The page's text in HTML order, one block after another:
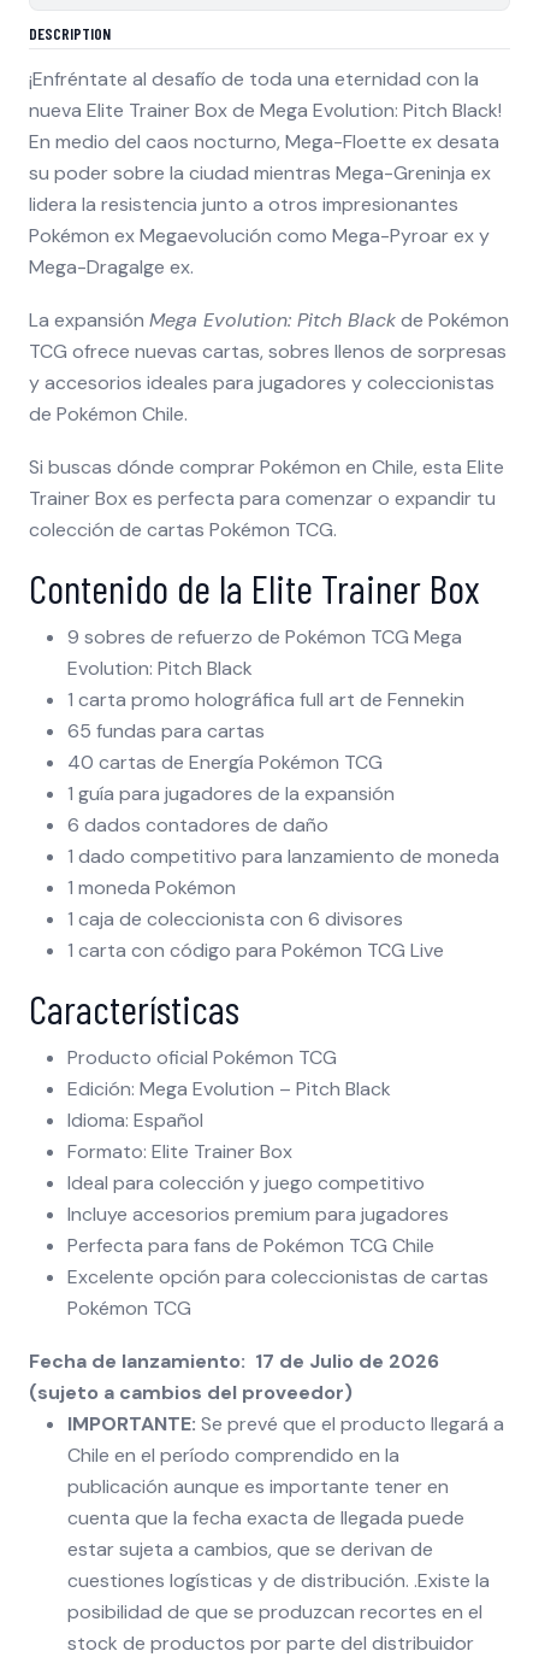
DESCRIPTION
¡Enfréntate al desafío de toda una eternidad con la
nueva Elite Trainer Box de Mega Evolution: Pitch Black!
En medio del caos nocturno, Mega-Floette ex desata
su poder sobre la ciudad mientras Mega-Greninja ex
lidera la resistencia junto a otros impresionantes
Pokémon ex Megaevolución como Mega-Pyroar ex y
Mega-Dragalge ex.
La expansión Mega Evolution: Pitch Blackde Pokémon
TCG ofrece nuevas cartas, sobres llenos de sorpresas
y accesorios ideales para jugadores y coleccionistas
de Pokémon Chile.
Si buscas dónde comprar Pokémon en Chile, esta Elite
Trainer Box es perfecta para comenzar o expandir tu
colección de cartas Pokémon TCG.
Contenido de la Elite Trainer Box
9 sobres de refuerzo de Pokémon TCG Mega
Evolution: Pitch Black
1 carta promo holográfica full art de Fennekin
65 fundas para cartas
40 cartas de Energía Pokémon TCG
1 guía para jugadores de la expansión
6 dados contadores de daño
1 dado competitivo para lanzamiento de moneda
1 moneda Pokémon
1 caja de coleccionista con 6 divisores
1 carta con código para Pokémon TCG Live
Características
Producto oficial Pokémon TCG
Edición: Mega Evolution – Pitch Black
Idioma: Español
Formato: Elite Trainer Box
Ideal para colección y juego competitivo
Incluye accesorios premium para jugadores
Perfecta para fans de Pokémon TCG Chile
Excelente opción para coleccionistas de cartas
Pokémon TCG
Fecha de lanzamiento: 17 de Julio de 2026
(sujeto a cambios del proveedor)
IMPORTANTE: Se prevé que el producto llegará a
Chile en el período comprendido en la
publicación aunque es importante tener en
cuenta que la fecha exacta de llegada puede
estar sujeta a cambios, que se derivan de
cuestiones logísticas y de distribución. .Existe la
posibilidad de que se produzcan recortes en el
stock de productos por parte del distribuidor